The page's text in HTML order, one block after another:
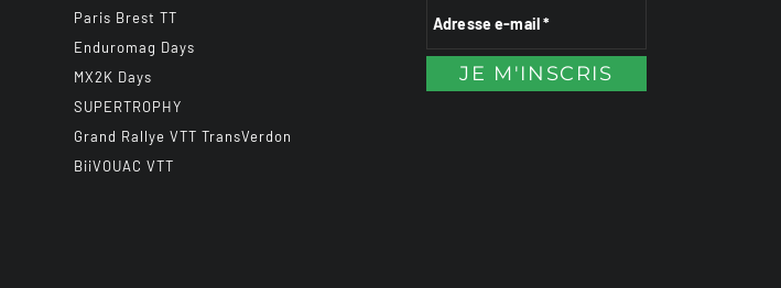
Paris Brest TT
Enduromag Days
MX2K Days
SUPERTROPHY
Grand Rallye VTT TransVerdon
BiiVOUAC VTT